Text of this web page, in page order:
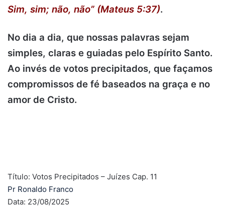
Sim, sim; não, não” (Mateus 5:37).
No dia a dia, que nossas palavras sejam
simples, claras e guiadas pelo Espírito Santo.
Ao invés de votos precipitados, que façamos
compromissos de fé baseados na graça e no
amor de Cristo.
Título: Votos Precipitados – Juízes Cap. 11
Pr Ronaldo Franco
Data: 23/08/2025